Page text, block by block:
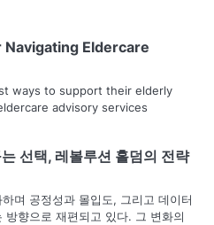
Eldercare
ways to support their elderly
advisory services
선택, 레볼루션 홀덤의 전략
며 공정성과 몰입도, 그리고 데이터
향으로 재편되고 있다. 그 변화의